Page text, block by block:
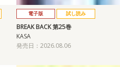
電子版 試し読み
BREAK BACK 第25巻
KASA
発売日：2026.08.06